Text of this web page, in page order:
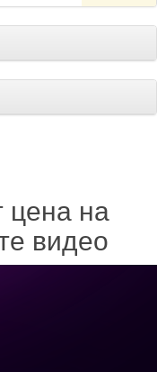
цена на
видео